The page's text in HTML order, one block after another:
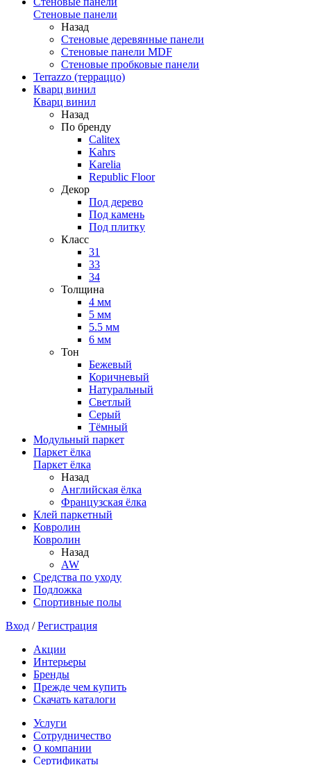
Стеновые панели
Назад
Стеновые деревянные панели
Стеновые панели MDF
Стеновые пробковые панели
Terrazzo (терраццо)
Кварц винил
Кварц винил
Назад
По бренду
Calitex
Kahrs
Karelia
Republic Floor
Декор
Под дерево
Под камень
Под плитку
Класс
31
33
34
Толщина
4 мм
5 мм
5.5 мм
6 мм
Тон
Бежевый
Коричневый
Натуральный
Светлый
Серый
Тёмный
Модульный паркет
Паркет ёлка
Паркет ёлка
Назад
Английская ёлка
Французская ёлка
Клей паркетный
Ковролин
Ковролин
Назад
AW
Средства по уходу
Подложка
Спортивные полы
Вход /Регистрация
Акции
Интерьеры
Бренды
Прежде чем купить
Скачать каталоги
Услуги
Сотрудничество
О компании
Сертификаты